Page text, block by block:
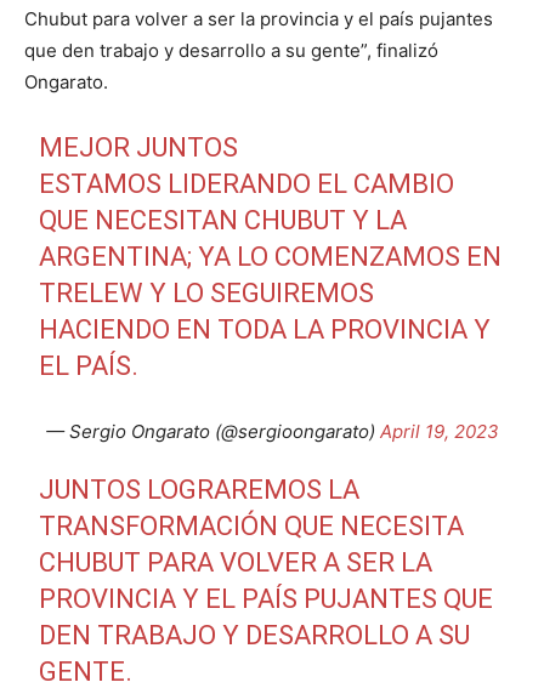
Chubut para volver a ser la provincia y el país pujantes
que den trabajo y desarrollo a su gente”, finalizó
Ongarato.
MEJOR JUNTOS
ESTAMOS LIDERANDO EL CAMBIO
QUE NECESITAN CHUBUT Y LA
ARGENTINA; YA LO COMENZAMOS EN
TRELEW Y LO SEGUIREMOS
HACIENDO EN TODA LA PROVINCIA Y
EL PAÍS.
— Sergio Ongarato (@sergioongarato) April 19, 2023
JUNTOS LOGRAREMOS LA
TRANSFORMACIÓN QUE NECESITA
CHUBUT PARA VOLVER A SER LA
PROVINCIA Y EL PAÍS PUJANTES QUE
DEN TRABAJO Y DESARROLLO A SU
GENTE.